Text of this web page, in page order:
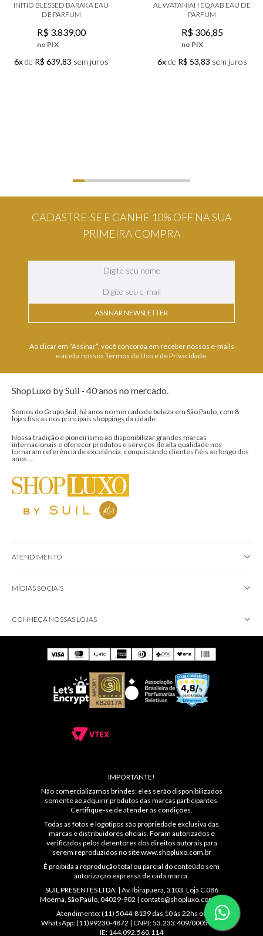
INITIO BLESSED BARAKA EAU
DE PARFUM
R$ 3.839,00
no PIX
6xde R$ 639,83 sem juros
AL WATANIAH EQAAB EAU DE
PARFUM
R$ 306,85
no PIX
6xde R$ 53,83 sem juros
CADASTRE-SE E GANHE 10% OFF NA SUA
PRIMEIRA COMPRA
ASSINAR NEWSLETTER
Ao clicar em “Assinar”, você concorda em receber nossos e-mails
e aceita nossos Termos de Uso e de Privacidade.
ShopLuxo by Suil - 40 anos no mercado.
Somos do Grupo Suil, há anos no mercado de beleza em São Paulo, com 8
lojas físicas nos principais shoppings da cidade.
Nossa tradição e pioneirismo ao disponibilizar grandes marcas
internacionais e oferecer produtos e serviços de alta qualidade nos
tornaram referência de excelência, conquistando clientes fiéis ao longo dos
anos....
ATENDIMENTO
MÍDIAS SOCIAIS
CONHEÇA NOSSAS LOJAS
IMPORTANTE!
Não comercializamos brindes; eles serão disponibilizados
somente ao adquirir produtos das marcas participantes.
Certifique-se de atender às condições.
Todas as fotos e logotipos são propriedade exclusiva das
marcas e distribuidores oficiais. Foram autorizados e
verificados pelos detentores dos direitos autorais para
serem reproduzidos no sitewww.shopluxo.com.br
É proibida a reprodução total ou parcial do conteúdo sem
autorização expressa de cada marca.
SUIL PRESENTES LTDA. | Av. Ibirapuera, 3103, Loja C 086
Moema, São Paulo, 04029-902 | contato@shopluxo.com.br
Atendimento: (11) 5044-8139 das 10 ás 22hs ou
WhatsApp: (11)99230-4872 | CNPJ: 53.233.409/0005-48 |
IE: 144.092.560.114